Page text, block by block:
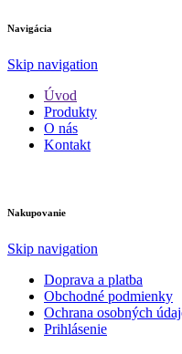
Navigácia
Skip navigation
Úvod
Produkty
O nás
Kontakt
Nakupovanie
Skip navigation
Doprava a platba
Obchodné podmienky
Ochrana osobných
Prihlásenie